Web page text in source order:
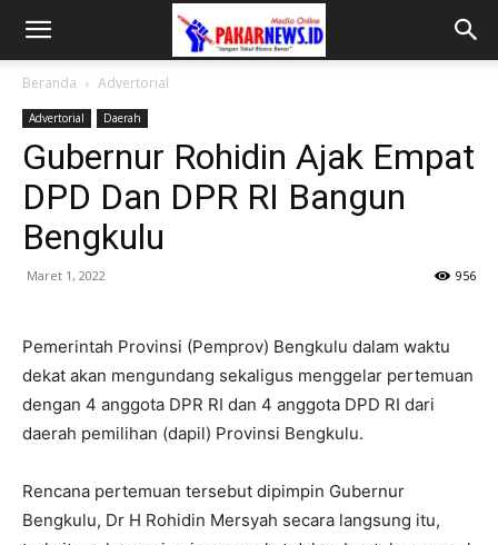
Beranda Advertorial
Advertorial Daerah
Gubernur Rohidin Ajak Empat
DPD Dan DPR RI Bangun
Bengkulu
Maret 1, 2022 956
Pemerintah Provinsi (Pemprov) Bengkulu dalam waktu
dekat akan mengundang sekaligus menggelar pertemuan
dengan 4 anggota DPR RI dan 4 anggota DPD RI dari
daerah pemilihan (dapil) Provinsi Bengkulu.
Rencana pertemuan tersebut dipimpin Gubernur
Bengkulu, Dr H Rohidin Mersyah secara langsung itu,